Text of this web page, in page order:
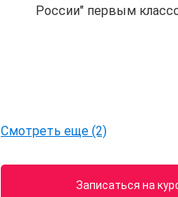
России" первым
Смотреть еще (2)
Записаться на